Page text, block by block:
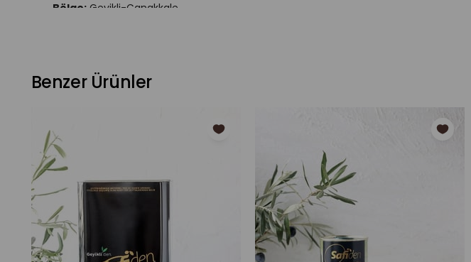
Bölge:Geyikli-Çanakkale
Ambalaj Seçenekleri:
Benzer Ürünler